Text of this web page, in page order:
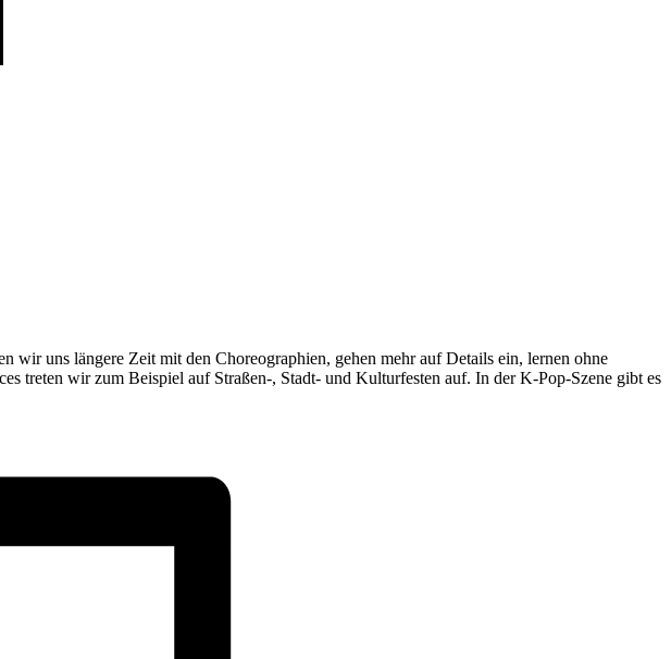
uns längere Zeit mit den Choreographien, gehen mehr auf Details ein, lernen ohne
treten wir zum Beispiel auf Straßen-, Stadt- und Kulturfesten auf. In der K-Pop-Szene gibt es